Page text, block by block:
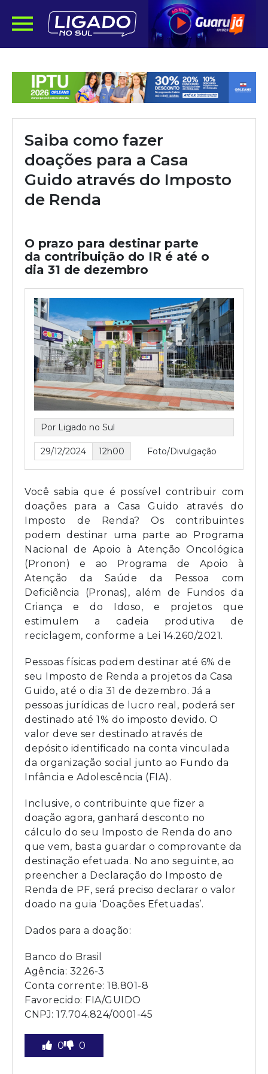
Saiba como fazer
doações para a Casa
Guido através do Imposto
de Renda
O prazo para destinar parte
da contribuição do IR é até o
dia 31 de dezembro
Por Ligado no Sul
29/12/2024 12h00 Foto/Divulgação
Você sabia que é possível contribuir com
doações para a Casa Guido através do
Imposto de Renda? Os contribuintes
podem destinar uma parte ao Programa
Nacional de Apoio à Atenção Oncológica
(Pronon) e ao Programa de Apoio à
Atenção da Saúde da Pessoa com
Deficiência (Pronas), além de Fundos da
Criança e do Idoso, e projetos que
estimulem a cadeia produtiva de
reciclagem, conforme a Lei 14.260/2021.
Pessoas físicas podem destinar até 6% de
seu Imposto de Renda a projetos da Casa
Guido, até o dia 31 de dezembro. Já a
pessoas jurídicas de lucro real, poderá ser
destinado até 1% do imposto devido. O
valor deve ser destinado através de
depósito identificado na conta vinculada
da organização social junto ao Fundo da
Infância e Adolescência (FIA).
Inclusive, o contribuinte que fizer a
doação agora, ganhará desconto no
cálculo do seu Imposto de Renda do ano
que vem, basta guardar o comprovante da
destinação efetuada. No ano seguinte, ao
preencher a Declaração do Imposto de
Renda de PF, será preciso declarar o valor
doado na guia ‘Doações Efetuadas’.
Dados para a doação:
Banco do Brasil
Agência: 3226-3
Conta corrente: 18.801-8
Favorecido: FIA/GUIDO
CNPJ: 17.704.824/0001-45
0 0